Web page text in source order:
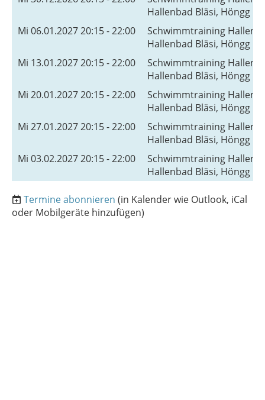
Hallenbad Bläsi, Höngg
Mi 06.01.2027 20:15 - 22:00
Schwimmtraining
Hallenbad Bläsi, Höngg
Mi 13.01.2027 20:15 - 22:00
Schwimmtraining
Hallenbad Bläsi, Höngg
Mi 20.01.2027 20:15 - 22:00
Schwimmtraining
Hallenbad Bläsi, Höngg
Mi 27.01.2027 20:15 - 22:00
Schwimmtraining
Hallenbad Bläsi, Höngg
Mi 03.02.2027 20:15 - 22:00
Schwimmtraining
Hallenbad Bläsi, Höngg
Termine abonnieren (in Kalender wie Outlook, iCal
oder Mobilgeräte hinzufügen)